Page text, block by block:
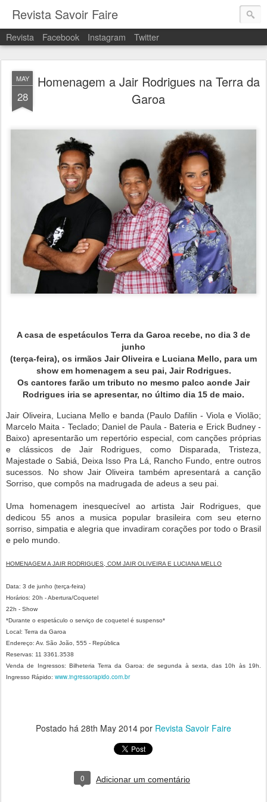
Revista Savoir Faire
Revista Facebook Instagram Twitter
MAY
28
Homenagem a Jair Rodrigues na Terra da
Garoa
A casa de espetáculos Terra da Garoa recebe, no dia 3 de
junho
(terça-feira), os irmãos Jair Oliveira e Luciana Mello, para um
show em homenagem a seu pai, Jair Rodrigues.
Os cantores farão um tributo no mesmo palco aonde Jair
Rodrigues iria se apresentar, no último dia 15 de maio.
Jair Oliveira, Luciana Mello e banda (Paulo Dafilin - Viola e Violão;
Marcelo Maita - Teclado; Daniel de Paula - Bateria e Erick Budney -
Baixo) apresentarão um repertório especial, com canções próprias
e clássicos de Jair Rodrigues, como Disparada, Tristeza,
Majestade o Sabiá, Deixa Isso Pra Lá, Rancho Fundo, entre outros
sucessos. No show Jair Oliveira também apresentará a canção
Sorriso, que compôs na madrugada de adeus a seu pai.
Uma homenagem inesquecível ao artista Jair Rodrigues, que
dedicou 55 anos a musica popular brasileira com seu eterno
sorriso, simpatia e alegria que invadiram corações por todo o Brasil
e pelo mundo.
HOMENAGEM A JAIR RODRIGUES, COM JAIR OLIVEIRA E LUCIANA MELLO
Data: 3 de junho (terça-feira)
Horários: 20h - Abertura/Coquetel
22h - Show
*Durante o espetáculo o serviço de coquetel é suspenso*
Local: Terra da Garoa
Endereço: Av. São João, 555 - República
Reservas: 11 3361.3538
Venda de Ingressos: Bilheteria Terra da Garoa: de segunda à sexta, das 10h às 19h.
Ingresso Rápido: www.ingressorapido.com.br
Postado há 28th May 2014 por Revista Savoir Faire
0 Adicionar um comentário